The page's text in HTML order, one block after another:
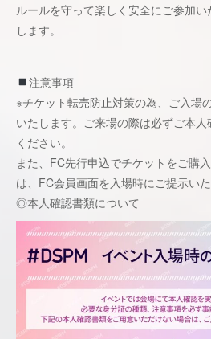
ルールを守って楽しく安全にご参加
します。
注意事項
※チケット転売防⽌対策の為、ご⼊場
いたします。ご来場の際は必ずご本
ください。
また、FC先行申込でチケットをご購
は、FC会員画面を入場時にご提示い
◎本⼈確認書類について